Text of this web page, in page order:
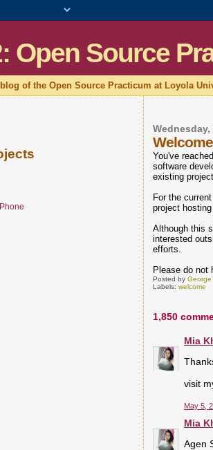
Open Source
of the Open Source Practicum at Loyola
Wednesday,
Welcome
You've
software
existing
For the
project
Although this
interested
efforts.
Please do not
Posted byGeorge
Labels:welcome
1,850
Mia
visit
May 5,
Mia
Agen